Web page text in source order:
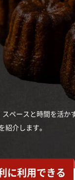
ペースと時間を活か
介します。
に利用できる